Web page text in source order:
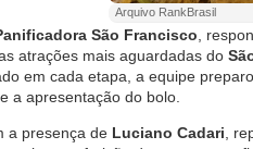
Arquivo RankBrasil
São Francisco ,
atrações mais aguardadas do
em cada etapa, a equipe
a apresentação do bolo.
a presença de Luciano Cadari ,